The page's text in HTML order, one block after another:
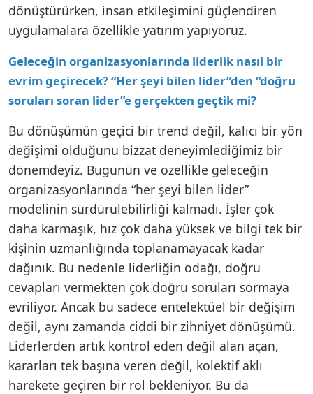
dönüştürürken, insan etkileşimini güçlendiren
uygulamalara özellikle yatırım yapıyoruz.
Geleceğin organizasyonlarında liderlik nasıl bir
evrim geçirecek? “Her şeyi bilen lider”den “doğru
soruları soran lider”e gerçekten geçtik mi?
Bu dönüşümün geçici bir trend değil, kalıcı bir yön
değişimi olduğunu bizzat deneyimlediğimiz bir
dönemdeyiz. Bugünün ve özellikle geleceğin
organizasyonlarında “her şeyi bilen lider”
modelinin sürdürülebilirliği kalmadı. İşler çok
daha karmaşık, hız çok daha yüksek ve bilgi tek bir
kişinin uzmanlığında toplanamayacak kadar
dağınık. Bu nedenle liderliğin odağı, doğru
cevapları vermekten çok doğru soruları sormaya
evriliyor. Ancak bu sadece entelektüel bir değişim
değil, aynı zamanda ciddi bir zihniyet dönüşümü.
Liderlerden artık kontrol eden değil alan açan,
kararları tek başına veren değil, kolektif aklı
harekete geçiren bir rol bekleniyor. Bu da